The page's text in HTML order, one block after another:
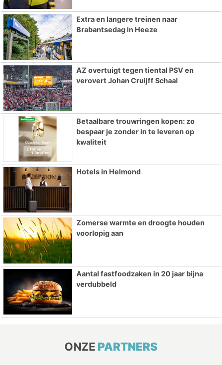
Extra en langere treinen naar
Brabantsedag in Heeze
AZ overtuigt tegen tiental PSV en
verovert Johan Cruijff Schaal
Betaalbare trouwringen kopen: zo
bespaar je zonder in te leveren op
kwaliteit
Hotels in Helmond
Zomerse warmte en droogte houden
voorlopig aan
Aantal fastfoodzaken in 20 jaar bijna
verdubbeld
ONZE PARTNERS